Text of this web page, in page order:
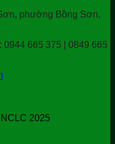
phường Bồng Sơn,
0944 665 375 | 0849 665
2025